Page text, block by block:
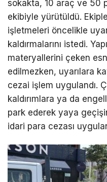
sokakta, 10 araç ve 50
ekibiyle yürütüldü.
işletmeleri öncelikle
kaldırmalarını istedi.
materyallerini çeken
edilmezken, uyarılara
cezai işlem uygulandı.
kaldırımlara ya da
park ederek yaya
idari para cezası